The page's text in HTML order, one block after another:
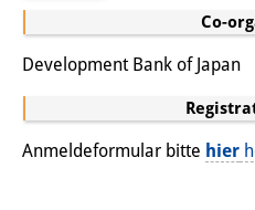
Co-
Development Bank of Japan
Anmeldeformular bitte hier